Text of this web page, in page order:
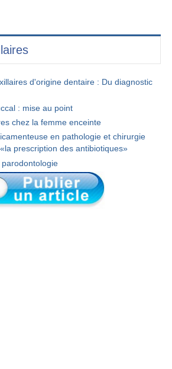
d'origine dentaire : Du diagnostic
: mise au point
chez la femme enceinte
en pathologie et chirurgie
prescription des antibiotiques»